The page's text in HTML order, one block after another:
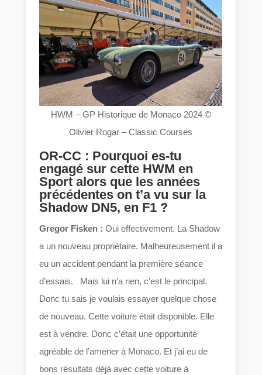
HWM – GP Historique de Monaco 2024 ©
Olivier Rogar – Classic Courses
OR-CC : Pourquoi es-tu
engagé sur cette HWM en
Sport alors que les années
précédentes on t’a vu sur la
Shadow DN5, en F1 ?
Gregor Fisken :Oui effectivement. La Shadow
a un nouveau propriétaire. Malheureusement il a
eu un accident pendant la première séance
d’essais. Mais lui n’a rien, c’est le principal.
Donc tu sais je voulais essayer quelque chose
de nouveau. Cette voiture était disponible. Elle
est à vendre. Donc c’était une opportunité
agréable de l’amener à Monaco. Et j’ai eu de
bons résultats déjà avec cette voiture à